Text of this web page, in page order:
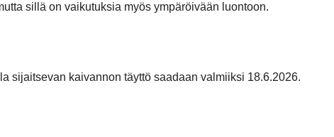
sillä on vaikutuksia myös ympäröivään luontoon.
sijaitsevan kaivannon täyttö saadaan valmiiksi 18.6.2026.